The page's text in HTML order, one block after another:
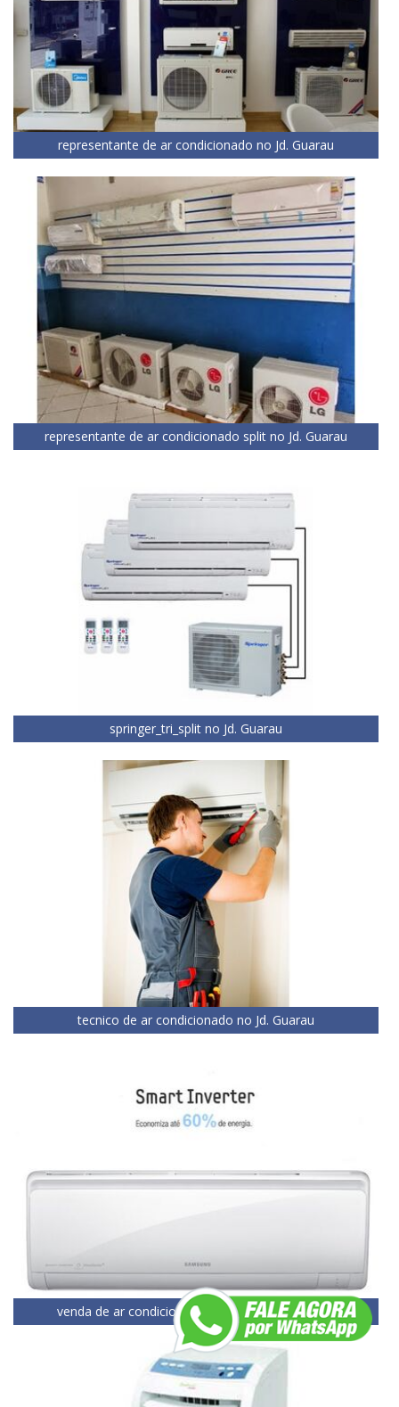
representante de ar condicionado no Jd. Guarau
representante de ar condicionado split no Jd. Guarau
springer_tri_split no Jd. Guarau
tecnico de ar condicionado no Jd. Guarau
venda de ar condicionado inverter no Jd. Guarau